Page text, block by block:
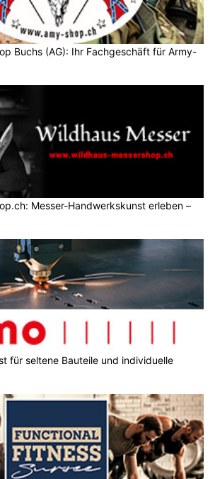
Buchs (AG): Ihr Fachgeschäft für Army-
Messer-Handwerkskunst erleben –
für seltene Bauteile und individuelle